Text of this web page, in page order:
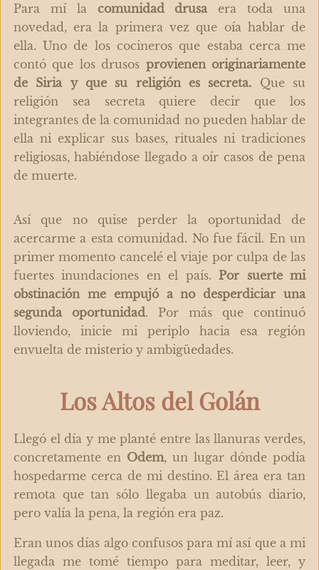
Para mí la comunidad drusaera toda una
novedad, era la primera vez que oía hablar de
ella. Uno de los cocineros que estaba cerca me
contó que los drusos provienen originariamente
de Siria y que su religión es secreta. Que su
religión sea secreta quiere decir que los
integrantes de la comunidad no pueden hablar de
ella ni explicar sus bases, rituales ni tradiciones
religiosas, habiéndose llegado a oír casos de pena
de muerte.
Así que no quise perder la oportunidad de
acercarme a esta comunidad. No fue fácil. En un
primer momento cancelé el viaje por culpa de las
fuertes inundaciones en el país.Por suerte mi
obstinación me empujó a no desperdiciar una
segunda oportunidad. Por más que continuó
lloviendo, inicie mi periplo hacia esa región
envuelta de misterio y ambigüedades.
Los Altos del Golán
Llegó el día y me planté entre las llanuras verdes,
concretamente en Odem, un lugar dónde podía
hospedarme cerca de mi destino. El área era tan
remota que tan sólo llegaba un autobús diario,
pero valía la pena, la región era paz.
Eran unos días algo confusos para mí así que a mi
llegada me tomé tiempo para meditar, leer, y